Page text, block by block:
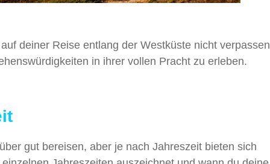
deiner Reise entlang der Westküste nicht verpassen
in ihrer vollen Pracht zu erleben.
gut bereisen, aber je nach Jahreszeit bieten sich